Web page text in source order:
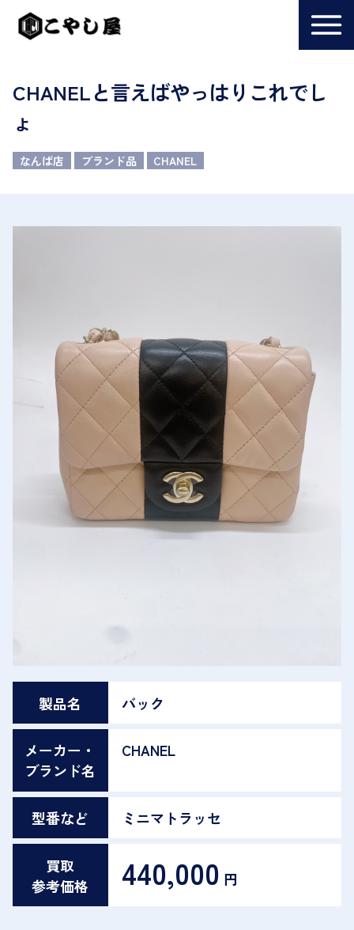
CHANELと言えばやっはりこれでし
ょ
なんば店 ブランド品 CHANEL
製品名 バック
メーカー・
ブランド名
CHANEL
型番など ミニマトラッセ
買取
参考価格
440,000 円